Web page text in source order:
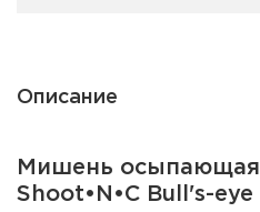
Комплекты
Описание
Мишень
Shoot•N•C Bull's-eye